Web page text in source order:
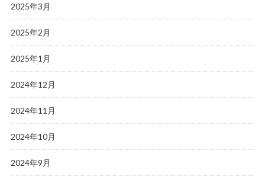
2025年3月
2025年2月
2025年1月
2024年12月
2024年11月
2024年10月
2024年9月